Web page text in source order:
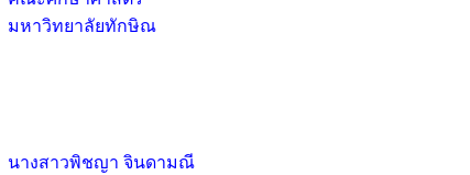
มหาวิทยาลัยทักษิณ
นางสาวพิชญา จินดามณี